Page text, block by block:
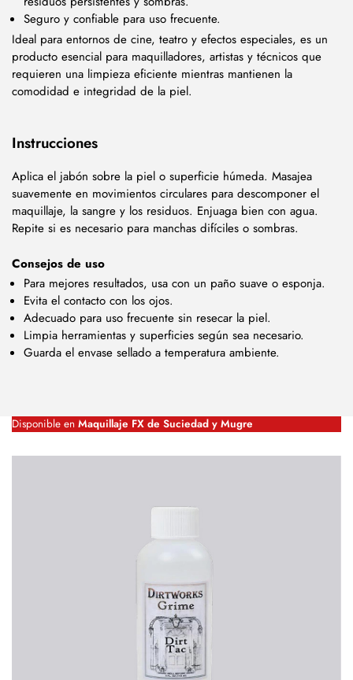
Seguro y confiable para uso frecuente.
Ideal para entornos de cine, teatro y efectos especiales, es un
producto esencial para maquilladores, artistas y técnicos que
requieren una limpieza eficiente mientras mantienen la
comodidad e integridad de la piel.
Instrucciones
Aplica el jabón sobre la piel o superficie húmeda. Masajea
suavemente en movimientos circulares para descomponer el
maquillaje, la sangre y los residuos. Enjuaga bien con agua.
Repite si es necesario para manchas difíciles o sombras.
Consejos de uso
Para mejores resultados, usa con un paño suave o esponja.
Evita el contacto con los ojos.
Adecuado para uso frecuente sin resecar la piel.
Limpia herramientas y superficies según sea necesario.
Guarda el envase sellado a temperatura ambiente.
Disponible en Maquillaje FX de Suciedad y Mugre